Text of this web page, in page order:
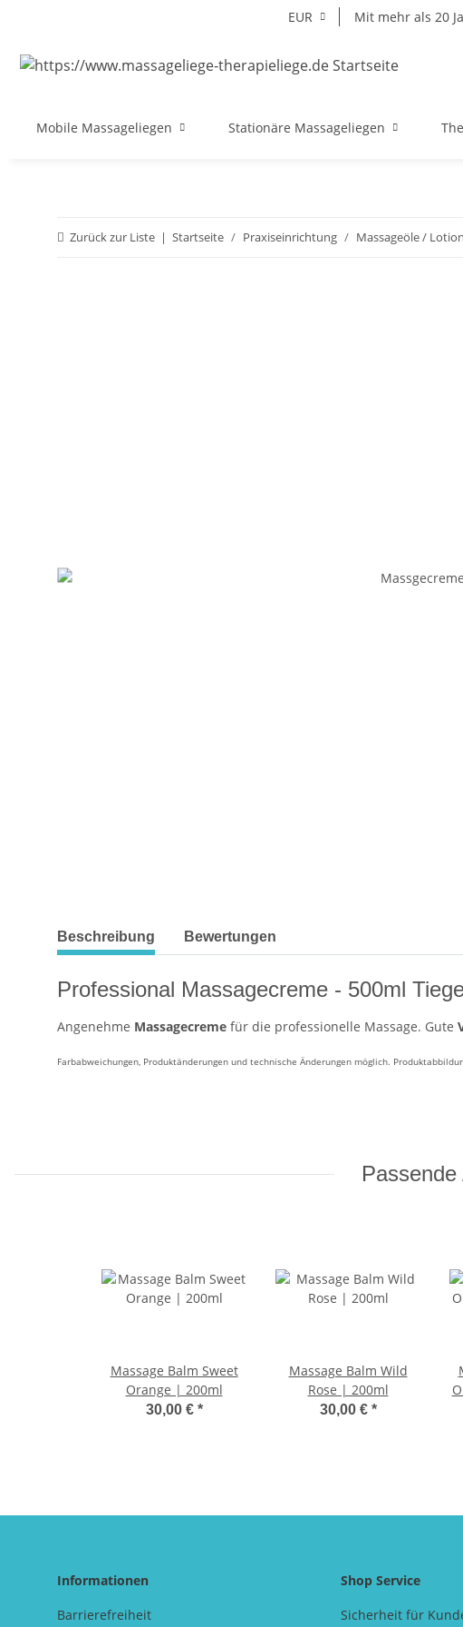
EUR Mit mehr als 20
Mobile Massageliegen Stationäre Massageliegen
Zurück zur Liste Startseite Praxiseinrichtung Massageöle /
weitere Registerkarten anzeigen
Beschreibung Bewertungen
Professional Massagecreme - 500ml
Angenehme Massagecreme für die professionelle Massage. Gute
Farbabweichungen, Produktänderungen und technische Änderungen möglich.
Massage Balm Sweet
Orange | 200ml
30,00 € *
Massage Balm Wild
Rose | 200ml
30,00 € *
Informationen
Barrierefreiheit
Shop Service
Sicherheit für